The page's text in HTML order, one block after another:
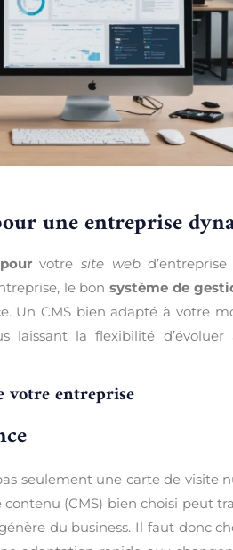
une entreprise
votre site web
le bonsystème de
Un CMS bien adapté à votre
la flexibilité d’évoluer
votre entreprise
seulement une carte de visite
(CMS) bien choisi peut
du business. Il faut donc